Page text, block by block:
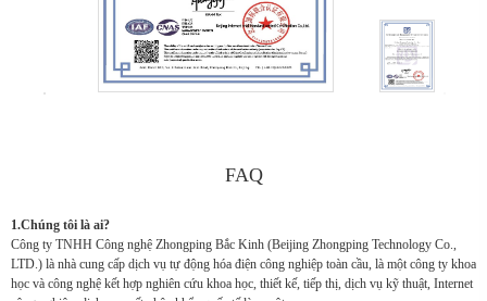
FAQ
1.Chúng tôi là ai?
Công ty TNHH Công nghệ Zhongping Bắc Kinh (Beijing Zhongping Technology Co.,
LTD.) là nhà cung cấp dịch vụ tự động hóa điện công nghiệp toàn cầu, là một công ty khoa
học và công nghệ kết hợp nghiên cứu khoa học, thiết kế, tiếp thị, dịch vụ kỹ thuật, Internet